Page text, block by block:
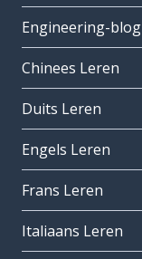
Engineering-blog
Chinees Leren
Duits Leren
Engels Leren
Frans Leren
Italiaans Leren